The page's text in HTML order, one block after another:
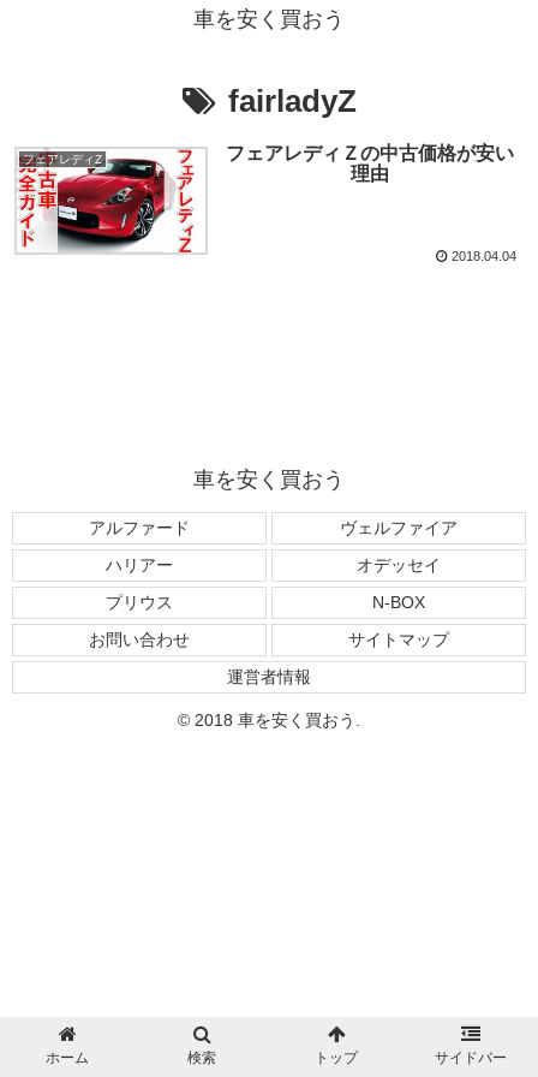
車を安く買おう
fairladyZ
フェアレディZ
フェアレディＺの中古価格が安い
理由
2018.04.04
車を安く買おう
アルファード
ヴェルファイア
ハリアー
オデッセイ
プリウス
N-BOX
お問い合わせ
サイトマップ
運営者情報
© 2018 車を安く買おう.
ホーム 検索 トップ サイドバー